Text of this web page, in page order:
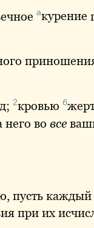
акурение
2кровью б
него во все
пусть каждый
при их